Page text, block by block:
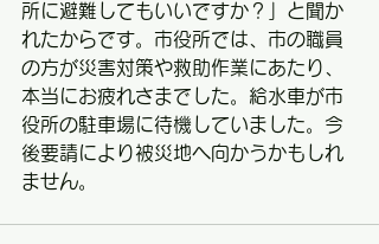
所に避難してもいいですか？」と聞か
れたからです。市役所では、市の職員
の方が災害対策や救助作業にあたり、
本当にお疲れさまでした。給水車が市
役所の駐車場に待機していました。今
後要請により被災地へ向かうかもしれ
ません。